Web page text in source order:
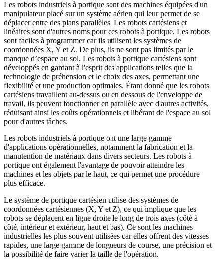
Les robots industriels à portique sont des machines équipées d'un
manipulateur placé sur un système aérien qui leur permet de se
déplacer entre des plans parallèles. Les robots cartésiens et
linéaires sont d'autres noms pour ces robots à portique. Les robots
sont faciles à programmer car ils utilisent les systèmes de
coordonnées X, Y et Z. De plus, ils ne sont pas limités par le
manque d’espace au sol. Les robots à portique cartésiens sont
développés en gardant à l'esprit des applications telles que la
technologie de préhension et le choix des axes, permettant une
flexibilité et une production optimales. Étant donné que les robots
cartésiens travaillent au-dessus ou en dessous de l'enveloppe de
travail, ils peuvent fonctionner en parallèle avec d'autres activités,
réduisant ainsi les coûts opérationnels et libérant de l'espace au sol
pour d'autres tâches.
Les robots industriels à portique ont une large gamme
d'applications opérationnelles, notamment la fabrication et la
manutention de matériaux dans divers secteurs. Les robots à
portique ont également l'avantage de pouvoir atteindre les
machines et les objets par le haut, ce qui permet une procédure
plus efficace.
Le système de portique cartésien utilise des systèmes de
coordonnées cartésiennes (X, Y et Z), ce qui implique que les
robots se déplacent en ligne droite le long de trois axes (côté à
côté, intérieur et extérieur, haut et bas). Ce sont les machines
industrielles les plus souvent utilisées car elles offrent des vitesses
rapides, une large gamme de longueurs de course, une précision et
la possibilité de faire varier la taille de l'opération.